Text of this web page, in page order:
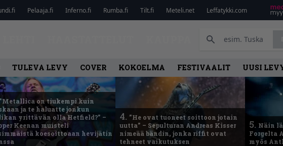
Pelaaja.fi Inferno.fi Rumba.fi Tilt.fi Meteli.net Leffatykki.com
TULEVA LEVY COVER KOKOELMA FESTIVAALIT UUSI
”Metallica on tiukempi kuin
ja te haluatte jonkun
yrittävän olla Hetfield?” –
Keenan muisteli
koesoittoaan hevijätin
4. ”He ovat tuoneet soittoon jotain
uutta” – Sepulturan Andreas Kisser
nimeää bändin, jonka riffit ovat
tehneet vaikutuksen
5. Näin
Forgelta
myös